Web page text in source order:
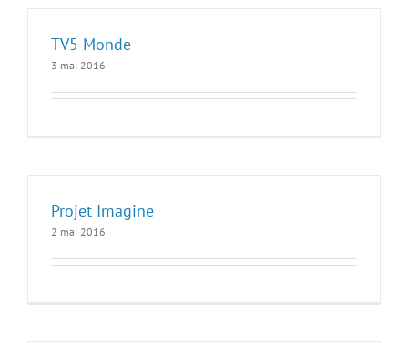
TV5 Monde
3 mai 2016
Projet Imagine
2 mai 2016